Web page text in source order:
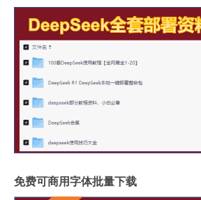
免费可商用字体批量下载